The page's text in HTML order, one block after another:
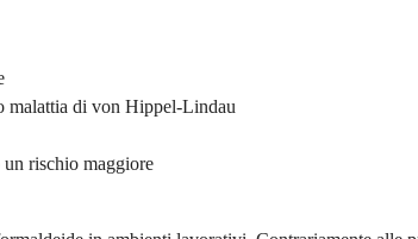
malattia di von Hippel-Lindau
rischio maggiore